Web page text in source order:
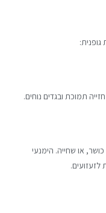
תמוכת ובגדים נוחים.
או שחייה. הימנעי
לזעזועים.